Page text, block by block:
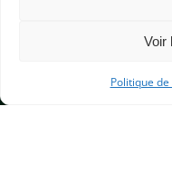
Voir
Politique
+
BP 6541